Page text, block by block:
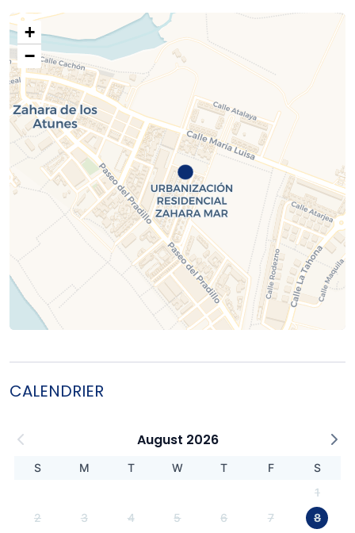
+
−
CALENDRIER
August 2026
S M T W T F
S
1
2
3 4 5 6 7 8